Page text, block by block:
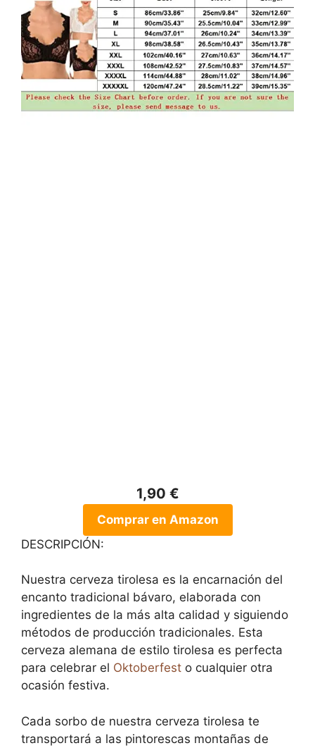
1,90 €
Comprar en Amazon
DESCRIPCIÓN:
Nuestra cerveza tirolesa es la encarnación del
encanto tradicional bávaro, elaborada con
ingredientes de la más alta calidad y siguiendo
métodos de producción tradicionales. Esta
cerveza alemana de estilo tirolesa es perfecta
para celebrar el Oktoberfest o cualquier otra
ocasión festiva.
Cada sorbo de nuestra cerveza tirolesa te
transportará a las pintorescas montañas de